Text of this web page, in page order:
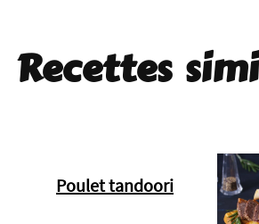
Recettes
Poulet tandoori